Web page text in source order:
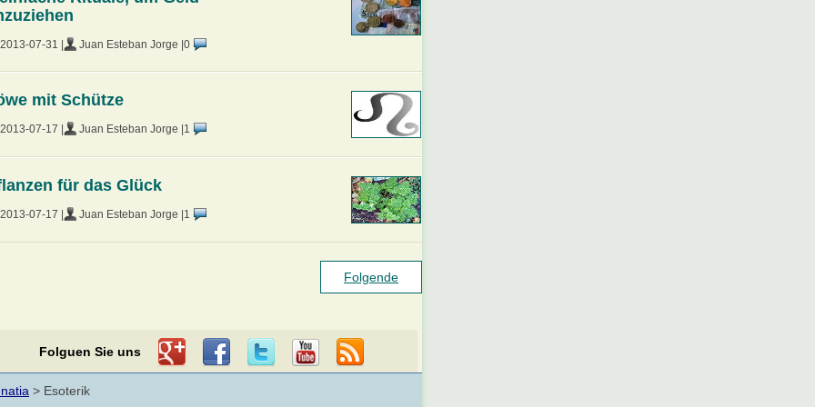
2013-07-31 | Juan Esteban Jorge | 0
mit Schütze
2013-07-17 | Juan Esteban Jorge | 1
für das Glück
2013-07-17 | Juan Esteban Jorge | 1
Folgende
Folguen Sie uns
> Esoterik